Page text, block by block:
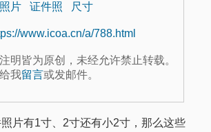
照片 证件照 尺寸
www.icoa.cn/a/788.html
明皆为原创，未经允许禁止转载。
我留言或发邮件。
片有1寸、2寸还有小2寸，那么这些